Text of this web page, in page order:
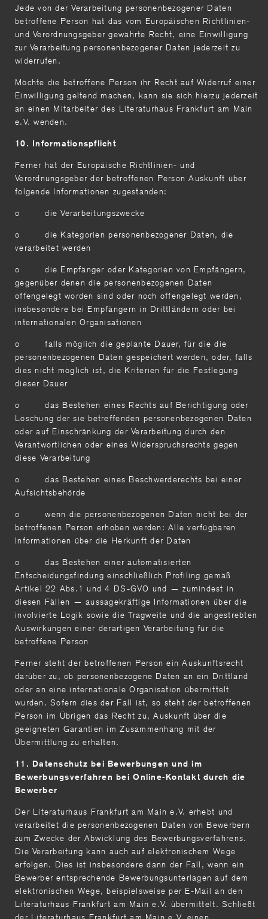
Jede von der Verarbeitung personenbezogener Daten
betroffene Person hat das vom Europäischen Richtlinien-
und Verordnungsgeber gewährte Recht, eine Einwilligung
zur Verarbeitung personenbezogener Daten jederzeit zu
widerrufen.
Möchte die betroffene Person ihr Recht auf Widerruf einer
Einwilligung geltend machen, kann sie sich hierzu jederzeit
an einen Mitarbeiter des Literaturhaus Frankfurt am Main
e.V. wenden.
10. Informationspflicht
Ferner hat der Europäische Richtlinien- und
Verordnungsgeber der betroffenen Person Auskunft über
folgende Informationen zugestanden:
o die Verarbeitungszwecke
o die Kategorien personenbezogener Daten, die
verarbeitet werden
o die Empfänger oder Kategorien von Empfängern,
gegenüber denen die personenbezogenen Daten
offengelegt worden sind oder noch offengelegt werden,
insbesondere bei Empfängern in Drittländern oder bei
internationalen Organisationen
o falls möglich die geplante Dauer, für die die
personenbezogenen Daten gespeichert werden, oder, falls
dies nicht möglich ist, die Kriterien für die Festlegung
dieser Dauer
o das Bestehen eines Rechts auf Berichtigung oder
Löschung der sie betreffenden personenbezogenen Daten
oder auf Einschränkung der Verarbeitung durch den
Verantwortlichen oder eines Widerspruchsrechts gegen
diese Verarbeitung
o das Bestehen eines Beschwerderechts bei einer
Aufsichtsbehörde
o wenn die personenbezogenen Daten nicht bei der
betroffenen Person erhoben werden: Alle verfügbaren
Informationen über die Herkunft der Daten
o das Bestehen einer automatisierten
Entscheidungsfindung einschließlich Profiling gemäß
Artikel 22 Abs.1 und 4 DS-GVO und — zumindest in
diesen Fällen — aussagekräftige Informationen über die
involvierte Logik sowie die Tragweite und die angestrebten
Auswirkungen einer derartigen Verarbeitung für die
betroffene Person
Ferner steht der betroffenen Person ein Auskunftsrecht
darüber zu, ob personenbezogene Daten an ein Drittland
oder an eine internationale Organisation übermittelt
wurden. Sofern dies der Fall ist, so steht der betroffenen
Person im Übrigen das Recht zu, Auskunft über die
geeigneten Garantien im Zusammenhang mit der
Übermittlung zu erhalten.
11. Datenschutz bei Bewerbungen und im
Bewerbungsverfahren bei Online-Kontakt durch die
Bewerber
Der Literaturhaus Frankfurt am Main e.V. erhebt und
verarbeitet die personenbezogenen Daten von Bewerbern
zum Zwecke der Abwicklung des Bewerbungsverfahrens.
Die Verarbeitung kann auch auf elektronischem Wege
erfolgen. Dies ist insbesondere dann der Fall, wenn ein
Bewerber entsprechende Bewerbungsunterlagen auf dem
elektronischen Wege, beispielsweise per E-Mail an den
Literaturhaus Frankfurt am Main e.V. übermittelt. Schließt
der Literaturhaus Frankfurt am Main e.V. einen